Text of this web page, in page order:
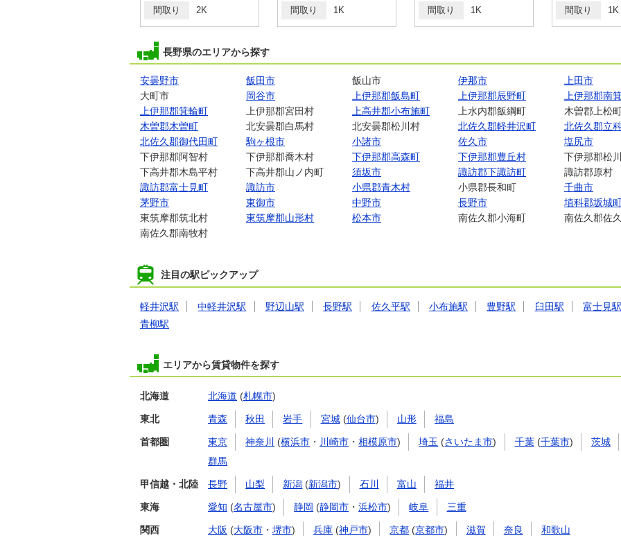
間取り 2K 間取り 1K 間取り 1K 間取り 1K
長野県のエリアから探す
安曇野市 飯田市 飯山市 伊那市
上田市
大町市
岡谷市 上伊那郡飯島町 上伊那郡辰野町
上伊那郡南
上伊那郡箕輪町
上伊那郡宮田村 上高井郡小布施町 上水内郡飯綱町
木曽郡上松
木曽郡木曽町
北安曇郡白馬村 北安曇郡松川村 北佐久郡軽井沢町
北佐久郡立
北佐久郡御代田町
駒ヶ根市 小諸市 佐久市
塩尻市
下伊那郡阿智村
下伊那郡喬木村 下伊那郡高森町 下伊那郡豊丘村
下伊那郡松
下高井郡木島平村
下高井郡山ノ内町 須坂市 諏訪郡下諏訪町
諏訪郡原村
諏訪郡富士見町
諏訪市 小県郡青木村 小県郡長和町
千曲市
茅野市
東御市 中野市 長野市
埴科郡坂城
東筑摩郡筑北村
東筑摩郡山形村 松本市 南佐久郡小海町
南佐久郡佐
南佐久郡南牧村
注目の駅ピックアップ
軽井沢駅 中軽井沢駅 野辺山駅 長野駅 佐久平駅 小布施駅 豊野駅 臼田駅
富士見駅
青柳駅
エリアから賃貸物件を探す
北海道 北海道 (札幌市)
東北 青森 秋田 岩手 宮城(仙台市) 山形 福島
首都圏 東京 神奈川 (横浜市 ・ 川崎市 ・相模原市) 埼玉 (さいたま市) 千葉(千葉市) 茨城
群馬
甲信越・北陸 長野 山梨 新潟 (新潟市) 石川 富山 福井
東海 愛知 (名古屋市) 静岡 (静岡市 ・浜松市) 岐阜 三重
関西 大阪 (大阪市 ・ 堺市) 兵庫 (神戸市) 京都 (京都市) 滋賀 奈良 和歌山